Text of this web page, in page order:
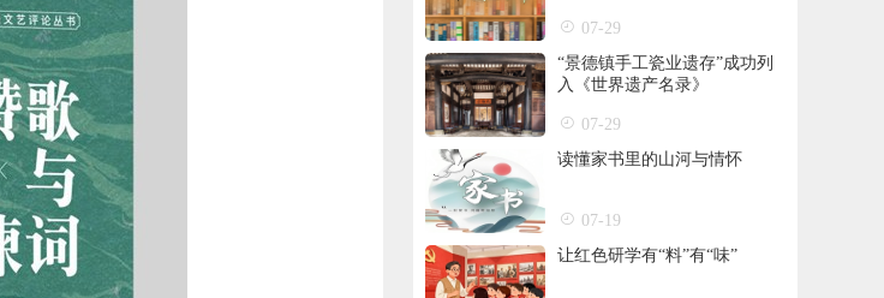
07-29
“景德镇手工瓷业遗存”成功列
入《世界遗产名录》
07-29
读懂家书里的山河与情怀
07-19
让红色研学有“料”有“味”